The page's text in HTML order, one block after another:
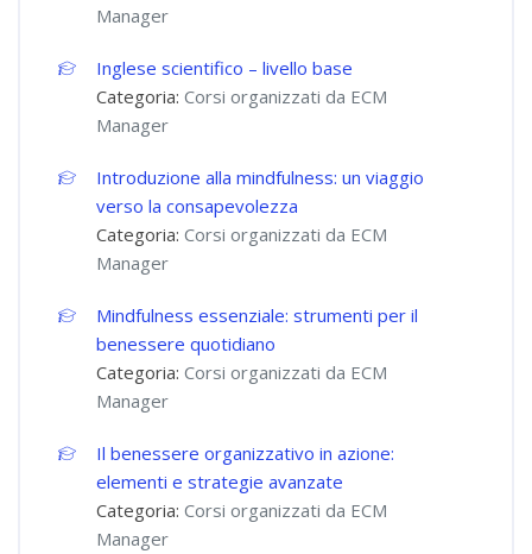
Manager
Inglese scientifico – livello base
Categoria:Corsi organizzati da ECM
Manager
Introduzione alla mindfulness: un viaggio
verso la consapevolezza
Categoria:Corsi organizzati da ECM
Manager
Mindfulness essenziale: strumenti per il
benessere quotidiano
Categoria:Corsi organizzati da ECM
Manager
Il benessere organizzativo in azione:
elementi e strategie avanzate
Categoria:Corsi organizzati da ECM
Manager